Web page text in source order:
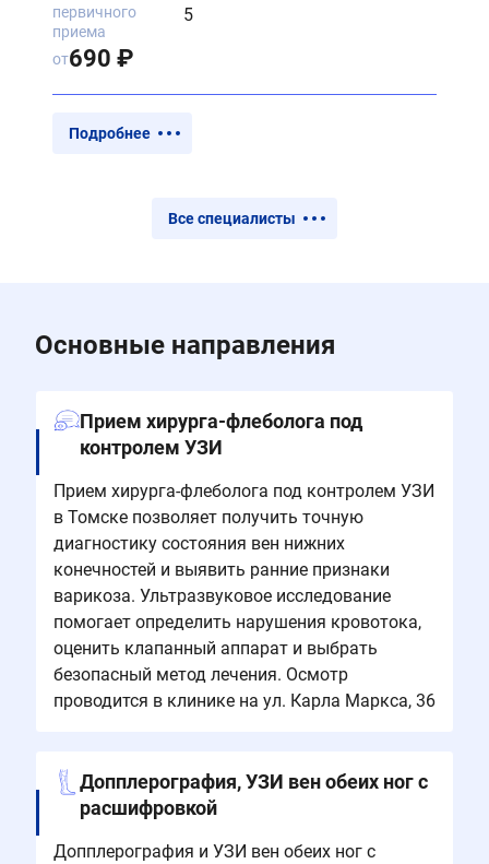
5
первичного
приема
от690 ₽
Подробнее
Все специалисты
Основные направления
Прием хирурга-флеболога под
контролем УЗИ
Прием хирурга-флеболога под контролем УЗИ
в Томске позволяет получить точную
диагностику состояния вен нижних
конечностей и выявить ранние признаки
варикоза. Ультразвуковое исследование
помогает определить нарушения кровотока,
оценить клапанный аппарат и выбрать
безопасный метод лечения. Осмотр
проводится в клинике на ул. Карла Маркса, 36
Допплерография, УЗИ вен обеих ног с
расшифровкой
Допплерография и УЗИ вен обеих ног с